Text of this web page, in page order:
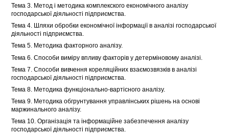
Тема 3. Метод і методика комплекского економічного аналізу
господарської діяльності підприємства.
Тема 4. Шляхи обробки економічної інформації в аналізі господарської
діяльності підприємства.
Тема 5. Методика факторного аналізу.
Тема 6. Способи виміру впливу факторів у детерміновому аналізі.
Тема 7. Способи вивчення кореляційних взаємозвязків в аналізі
господарської діяльності підприємства.
Тема 8. Методика функціонально-вартісного аналізу.
Тема 9. Методика обгрунтування управлінських рішень на основі
маржинального аналізу.
Тема 10. Організація та інформаційне забезпечення аналізу
господарської діяльності підприємства.